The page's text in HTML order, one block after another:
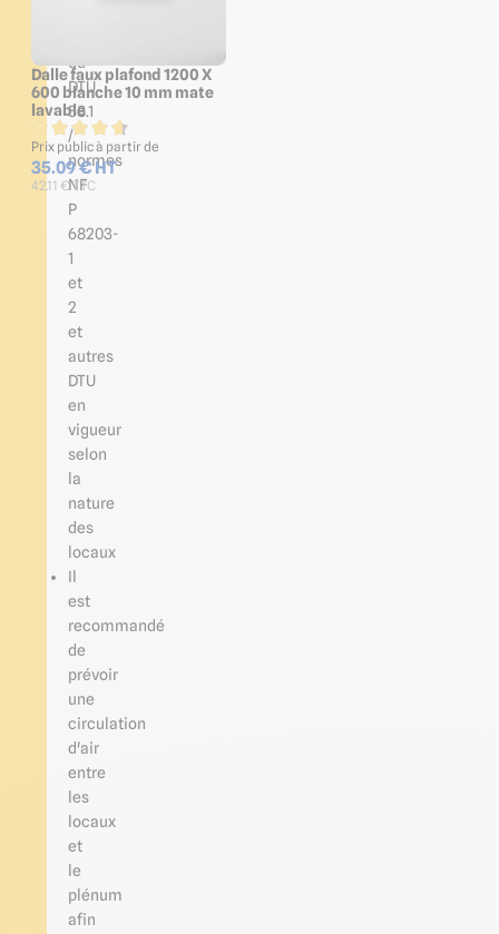
du
DTU
58.1
/
normes
NF
P
68203-
1
et
2
et
autres
DTU
en
vigueur
selon
la
nature
des
locaux
Il
est
recommandé
de
prévoir
une
circulation
d'air
entre
les
locaux
et
le
plénum
afin
Dalle faux plafond 1200 X
600 blanche 10 mm mate
lavable
Prix public à partir de
35.09 € HT
42.11 € TTC